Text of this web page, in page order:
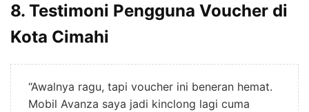
8. Testimoni Pengguna Voucher di
Kota Cimahi
“Awalnya ragu, tapi voucher ini beneran hemat.
Mobil Avanza saya jadi kinclong lagi cuma